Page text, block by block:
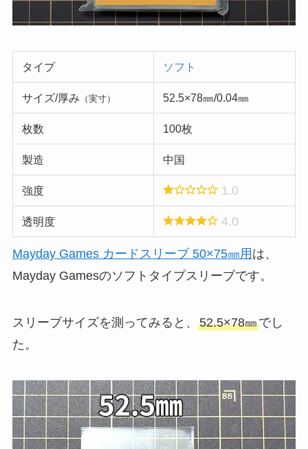
タイプ ソフト
サイズ/厚み （実寸） 52.5×78㎜/0.04㎜
枚数 100枚
製造 中国
強度 1.0
透明度 4.0
Mayday Games カードスリーブ 50×75㎜用 は、
Mayday Gamesのソフトタイプスリーブです。
スリーブサイズを測ってみると、 52.5×78㎜でし
た。